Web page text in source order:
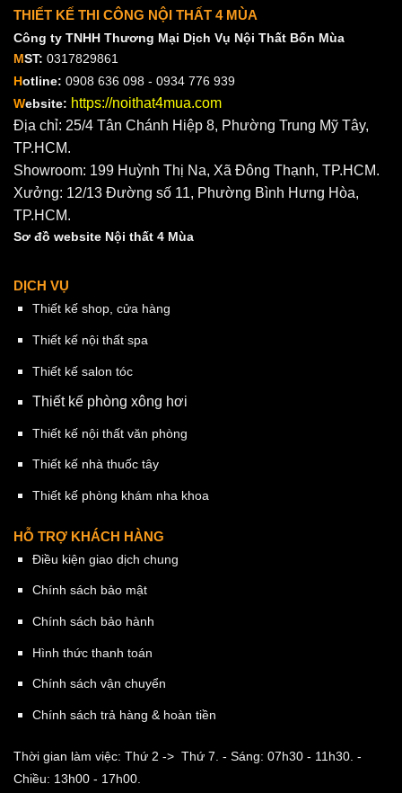
THIẾT KẾ THI CÔNG NỘI THẤT 4 MÙA
Công ty TNHH Thương Mại Dịch Vụ Nội Thất Bốn Mùa
MST: 0317829861
Hotline: 0908 636 098 - 0934 776 939
Website: https://noithat4mua.com
Địa chỉ: 25/4 Tân Chánh Hiệp 8, Phường Trung Mỹ Tây,
TP.HCM.
Showroom: 199 Huỳnh Thị Na, Xã Đông Thạnh, TP.HCM.
Xưởng: 12/13 Đường số 11, Phường Bình Hưng Hòa,
TP.HCM.
Sơ đồ website Nội thất 4 Mùa
DỊCH VỤ
Thiết kế shop, cửa hàng
Thiết kế nội thất spa
Thiết kế salon tóc
Thiết kế phòng xông hơi
Thiết kế nội thất văn phòng
Thiết kế nhà thuốc tây
Thiết kế phòng khám nha khoa
HỖ TRỢ KHÁCH HÀNG
Điều kiện giao dịch chung
Chính sách bảo mật
Chính sách bảo hành
Hình thức thanh toán
Chính sách vận chuyển
Chính sách trả hàng & hoàn tiền
Thời gian làm việc: Thứ 2 -> Thứ 7. - Sáng: 07h30 - 11h30. -
Chiều: 13h00 - 17h00.